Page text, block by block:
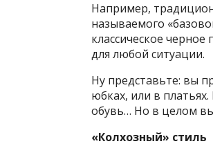
Например,
называемого
классическое
для любой ситуации.
Ну представьте: вы
юбках, или в
обувь… Но в целом
«Колхозный» стиль